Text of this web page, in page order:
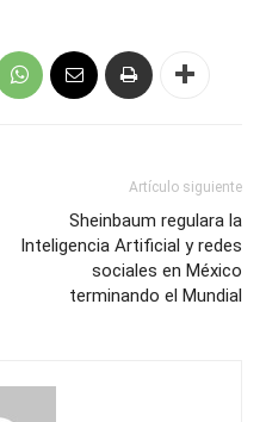
Artículo siguiente
Sheinbaum regulara la
Inteligencia Artificial y redes
sociales en México
terminando el Mundial